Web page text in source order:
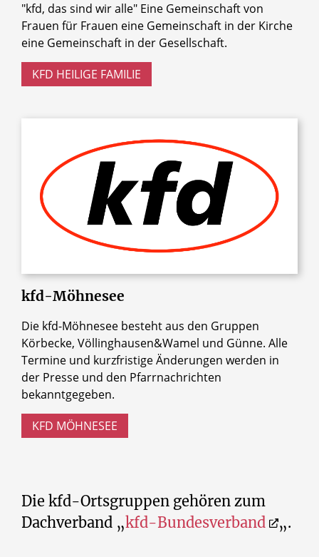
"kfd, das sind wir alle" Eine Gemeinschaft von
Frauen für Frauen eine Gemeinschaft in der Kirche
eine Gemeinschaft in der Gesellschaft.
KFD HEILIGE FAMILIE
kfd-Möhnesee
Die kfd-Möhnesee besteht aus den Gruppen
Körbecke, Völlinghausen&Wamel und Günne. Alle
Termine und kurzfristige Änderungen werden in
der Presse und den Pfarrnachrichten
bekanntgegeben.
KFD MÖHNESEE
Die kfd-Ortsgruppen gehören zum
Dachverband „kfd-Bundesverband „.